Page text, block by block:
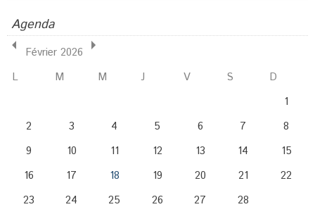
Agenda
Février 2026
L
M M J V S
D
1
2
3 4 5 6 7
8
9
10 11 12 13 14
15
16
17 18 19 20 21
22
23
24 25 26 27 28